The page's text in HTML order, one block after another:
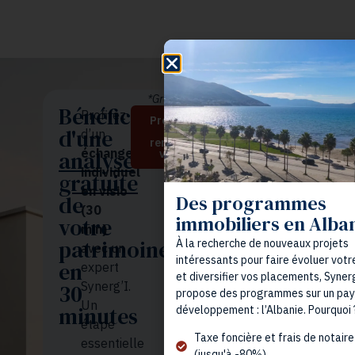
Bénéficiez
d'une
analyse
gratuite
de
votre
patrimoine
en
30
minutes
Profitez
d’un
échange
individuel
en visio
(30
min)
avec un
expert
Synerg’I.
Un
étape
essentielle
Prendre
un
rendez-
vous
*Gratuit et sans engagement
Des programmes
immobiliers en
À la recherche de nouveaux projets
intéressants pour faire évoluer
et diversifier vos placements,
propose des programmes sur un
développement : l’Albanie. Pourquoi
Taxe foncière et frais de